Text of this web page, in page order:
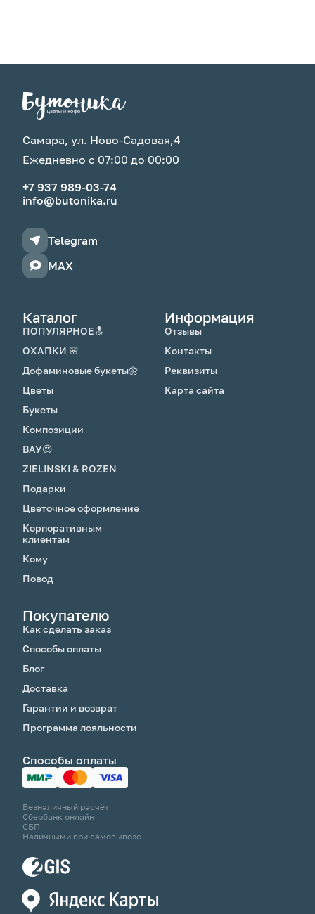
Самара, ул. Ново-Садовая,4
Ежедневно с 07:00 до 00:00
+7 937 989-03-74
info@butonika.ru
Telegram
MAX
Каталог
ПОПУЛЯРНОЕ🔝
ОХАПКИ 🌸
Дофаминовые букеты🌼
Цветы
Букеты
Композиции
ВАУ😍
ZIELINSKI & ROZEN
Подарки
Цветочное оформление
Корпоративным
клиентам
Кому
Повод
Информация
Отзывы
Контакты
Реквизиты
Карта сайта
Покупателю
Как сделать заказ
Способы оплаты
Блог
Доставка
Гарантии и возврат
Программа лояльности
Способы оплаты
Безналичный расчёт
Сбербанк онлайн
СБП
Наличными при самовывозе